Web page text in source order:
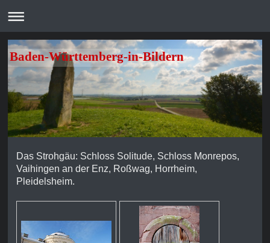
Baden-Württemberg-in-Bildern
Das Strohgäu: Schloss Solitude, Schloss Monrepos,
Vaihingen an der Enz, Roßwag, Horrheim,
Pleidelsheim.